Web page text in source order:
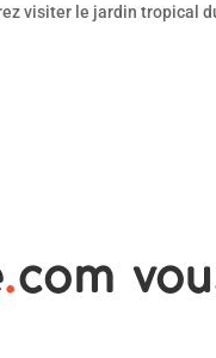
visiter le jardin tropical
.com